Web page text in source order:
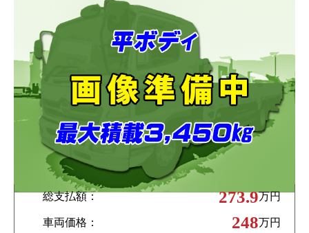
総支払額： 273.9万円
車両価格： 248万円